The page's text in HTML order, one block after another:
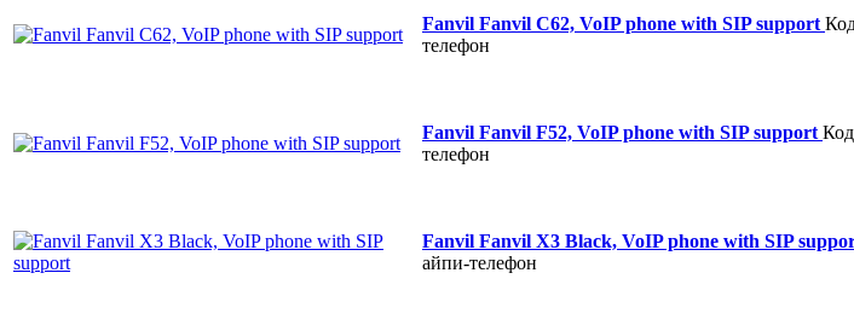
Fanvil Fanvil C62, VoIP phone with SIP support
телефон
Fanvil Fanvil F52, VoIP phone with SIP support
телефон
Fanvil Fanvil X3 Black, VoIP phone with SIP
айпи-телефон